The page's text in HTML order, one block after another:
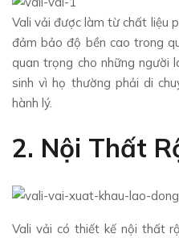
Vali vải được làm từ chất liệu
đảm bảo độ bền cao trong
quan trọng cho những người
sinh vì họ thường phải di
hành lý.
2. Nội Thất
Vali vải có thiết kế nội thất